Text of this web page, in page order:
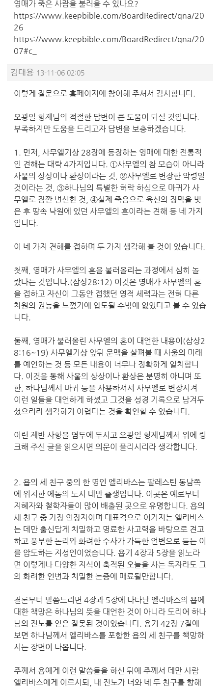
영매가 죽은 사람을 불러올 수 있나요?
https://www.keepbible.com/BoardRedirect/qna/20
26
https://www.keepbible.com/BoardRedirect/qna/20
07#c_
김대용 13-11-06 02:05
이렇게 질문으로 홈페이지에 참여해 주셔서 감사합니다.
오광일 형제님의 적절한 답변이 큰 도움이 되실 것입니다.
부족하지만 도움을 드리고자 답변을 보충하겠습니다.
1. 먼저, 사무엘기상 28장에 등장하는 영매에 대한 전통적
인 견해는 대략 4가지입니다. ①사무엘의 참 모습이 아니라
사울의 상상이나 환상이라는 것, ②사무엘로 변장한 악령일
것이라는 것, ③하나님의 특별한 허락 하심으로 마귀가 사
무엘로 잠깐 변신한 것, ④실제 죽음으로 육신의 장막을 벗
은 후 땅속 낙원에 있던 사무엘의 혼이라는 견해 등 네 가지
입니다.
이 네 가지 견해를 접하며 두 가지 생각해 볼 것이 있습니다.
첫째, 영매가 사무엘의 혼을 불러올리는 과정에서 심히 놀
랐다는 것입니다.(삼상28:12) 이것은 영매가 사무엘의 혼
을 접하고 자신이 그동안 접했던 영적 세력과는 전혀 다른
차원의 권능을 느꼈기에 압도될 수밖에 없었다고 볼 수 있습
니다.
둘째, 영매가 불러올린 사무엘의 혼이 대언한 내용이(삼상2
8:16~19) 사무엘기상 앞뒤 문맥을 살펴볼 때 사울의 미래
를 예언하는 것 등 모든 내용이 너무나 정확하게 일치합니
다. 이것을 통해 사울의 상상이나 환상은 분명히 아니며 또
한, 하나님께서 마귀 등을 사용하셔서 사무엘로 변장시켜
이런 일들을 대언하게 하셨고 그것을 성경 기록으로 남겨두
셨으리라 생각하기 어렵다는 것을 확인할 수 있습니다.
이런 제반 사항을 염두에 두시고 오광일 형제님께서 위에 링
크해 주신 글을 읽으시면 의문이 풀리시리라 생각합니다.
2. 욥의 세 친구 중의 한 명인 엘리바스는 팔레스틴 동남쪽
에 위치한 에돔의 도시 데만 출생입니다. 이곳은 예로부터
지혜자와 철학자들이 많이 배출된 곳으로 유명합니다. 욥의
세 친구 중 가장 연장자이며 대표격으로 여겨지는 엘리바스
는 데만 출신답게 치밀하고 명료한 사고력을 바탕으로 견고
하고 풍부한 논리와 화려한 수사가 가득한 언변으로 듣는 이
를 압도하는 지성인이었습니다. 욥기 4장과 5장을 읽노라
면 이렇게나 다양한 지식이 축적된 오늘을 사는 독자라도 그
의 화려한 언변과 치밀한 논증에 매료될만합니다.
결론부터 말씀드리면 4장과 5장에 나타난 엘리바스의 욥에
대한 책망은 하나님의 뜻을 대언한 것이 아니라 도리어 하나
님의 진노를 얻은 잘못된 것이었습니다. 욥기 42장 7절에
보면 하나님께서 엘리바스를 포함한 욥의 세 친구를 책망하
시는 장면이 나옵니다.
주께서 욥에게 이런 말씀들을 하신 뒤에 주께서 데만 사람
엘리바스에게 이르시되, 내 진노가 너와 네 두 친구를 향해